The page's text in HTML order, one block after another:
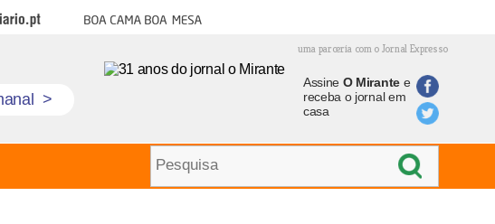
Boa cama boa mesa
uma parceria com o Jornal Expresso
>
Assine O Mirantee
receba o jornal em
casa